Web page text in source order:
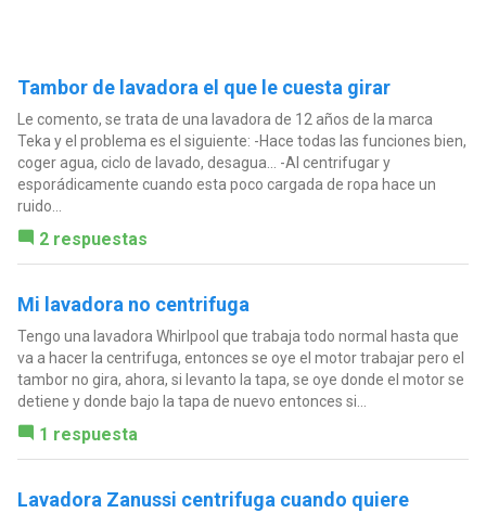
Tambor de lavadora el que le cuesta girar
Le comento, se trata de una lavadora de 12 años de la marca
Teka y el problema es el siguiente: -Hace todas las funciones bien,
coger agua, ciclo de lavado, desagua... -Al centrifugar y
esporádicamente cuando esta poco cargada de ropa hace un
ruido...
2 respuestas
Mi lavadora no centrifuga
Tengo una lavadora Whirlpool que trabaja todo normal hasta que
va a hacer la centrifuga, entonces se oye el motor trabajar pero el
tambor no gira, ahora, si levanto la tapa, se oye donde el motor se
detiene y donde bajo la tapa de nuevo entonces si...
1 respuesta
Lavadora Zanussi centrifuga cuando quiere